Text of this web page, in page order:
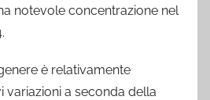
notevole concentrazione nel
è relativamente
variazioni a seconda della